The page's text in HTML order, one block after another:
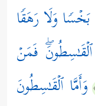
وَلَا رَهَقࣰا
ٱلۡقَـٰسِطُونَۖ فَمَنۡ
وَأَمَّا ٱلۡقَـٰسِطُونَ